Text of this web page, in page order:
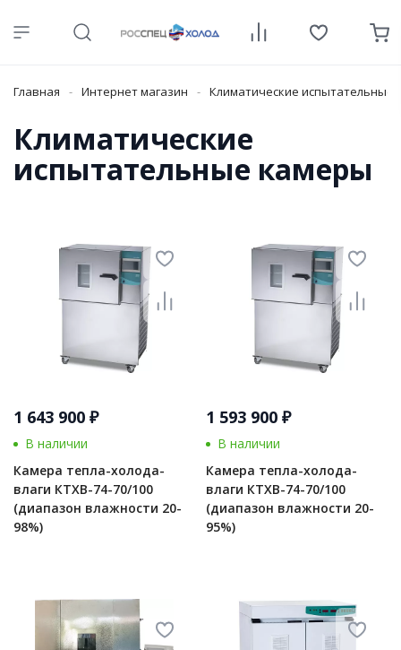
Главная Интернет магазин Климатические испытательные
Климатические
испытательные камеры
1 643 900 ₽
В наличии
Камера тепла-холода-
влаги КТХВ-74-70/100
(диапазон влажности 20-
98%)
1 593 900 ₽
В наличии
Камера тепла-холода-
влаги КТХВ-74-70/100
(диапазон влажности 20-
95%)